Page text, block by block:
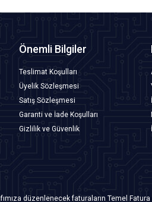
Önemli Bilgiler
Teslimat Koşulları
Üyelik Sözleşmesi
Satış Sözleşmesi
Garanti ve İade Koşulları
Gizlilik ve Güvenlik
düzenlenecek faturaların Temel